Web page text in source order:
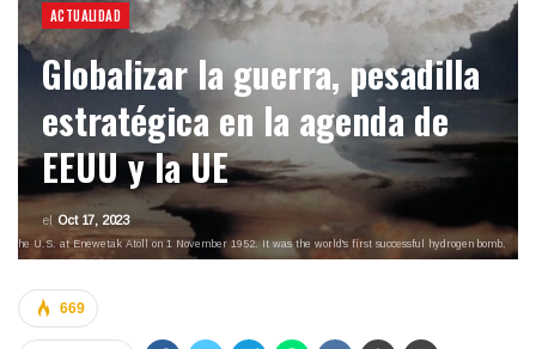
ACTUALIDAD
Globalizar la guerra, pesadilla
estratégica en la agenda de
EEUU y la UE
el Oct 17, 2023
the U.S. at Enewetak Atoll on 1 November 1952. It was the world's first successful hydrogen bomb.
669